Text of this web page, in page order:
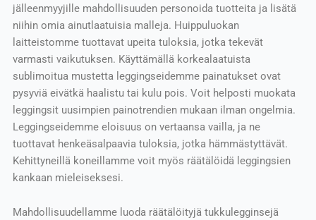
jälleenmyyjille mahdollisuuden personoida tuotteita ja lisätä
niihin omia ainutlaatuisia malleja. Huippuluokan
laitteistomme tuottavat upeita tuloksia, jotka tekevät
varmasti vaikutuksen. Käyttämällä korkealaatuista
sublimoitua mustetta leggingseidemme painatukset ovat
pysyviä eivätkä haalistu tai kulu pois. Voit helposti muokata
leggingsit uusimpien painotrendien mukaan ilman ongelmia.
Leggingseidemme eloisuus on vertaansa vailla, ja ne
tuottavat henkeäsalpaavia tuloksia, jotka hämmästyttävät.
Kehittyneillä koneillamme voit myös räätälöidä leggingsien
kankaan mieleiseksesi.
Mahdollisuudellamme luoda räätälöityjä tukkulegginsejä